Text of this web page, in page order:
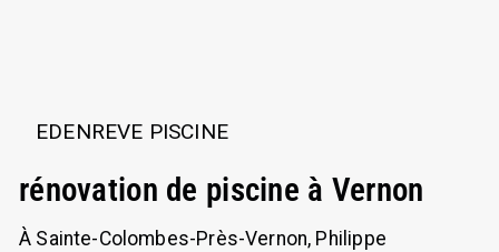
EDENREVE PISCINE
rénovation de piscine à Vernon
À Sainte-Colombes-Près-Vernon, Philippe